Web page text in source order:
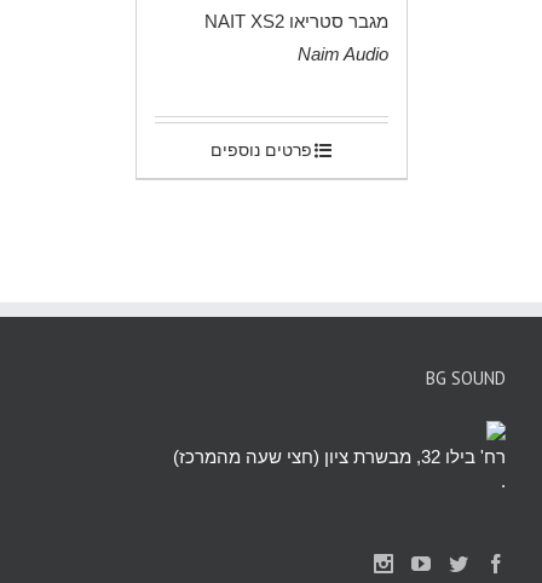
מגבר סטריאו NAIT XS2
Naim Audio
פרטים נוספים
BG SOUND
רח' בילו 32, מבשרת ציון (חצי שעה מהמרכז)
.